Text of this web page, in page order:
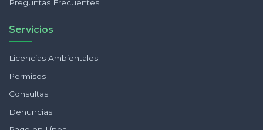
Preguntas Frecuentes
Servicios
Licencias Ambientales
Permisos
Consultas
Denuncias